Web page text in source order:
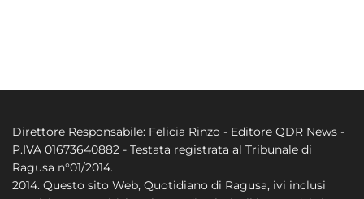
Direttore Responsabile: Felicia Rinzo - Editore QDR News -
P.IVA 01673640882 - Testata registrata al Tribunale di
Ragusa n°01/2014.
2014. Questo sito Web, Quotidiano di Ragusa, ivi inclusi